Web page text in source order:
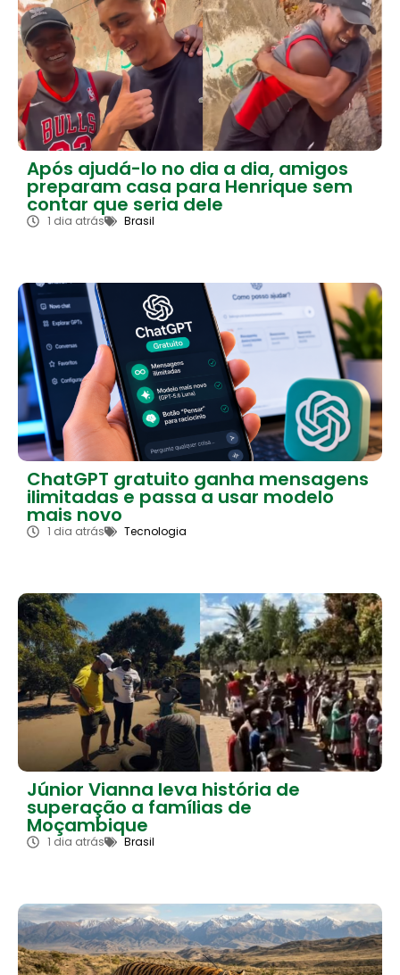
Após ajudá-lo no dia a dia, amigos
preparam casa para Henrique sem
contar que seria dele
1 dia atrás Brasil
ChatGPT gratuito ganha mensagens
ilimitadas e passa a usar modelo
mais novo
1 dia atrás Tecnologia
Júnior Vianna leva história de
superação a famílias de
Moçambique
1 dia atrás Brasil